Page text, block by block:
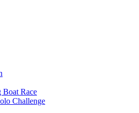
Boat Race
Challenge